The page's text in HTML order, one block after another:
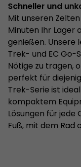
Schneller und
Mit unseren
Minuten Ihr Lager
genießen. Unsere
Trek- und EC Go-
Nötige zu tragen,
perfekt für
Trek-Serie ist
kompaktem
Lösungen für
Fuß, mit dem Rad